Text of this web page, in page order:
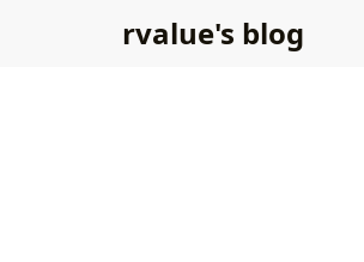
rvalue's blog